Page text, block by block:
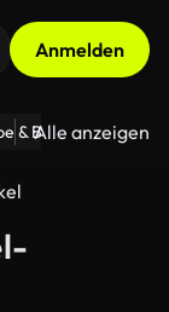
Anmelden
& Beziehungen
Alle anzeigen